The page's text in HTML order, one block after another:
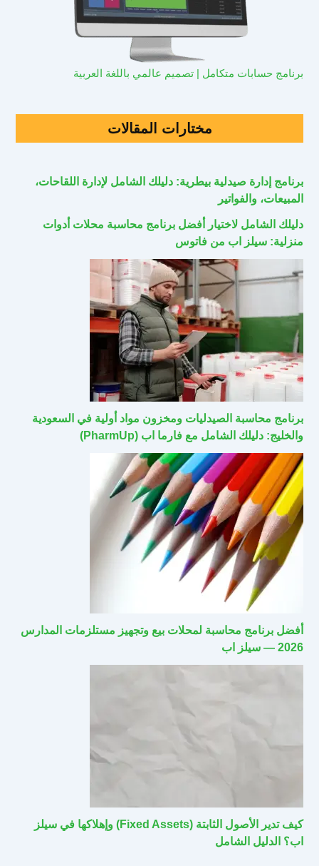
برنامج حسابات متكامل | تصميم عالمي باللغة العربية
مختارات المقالات
برنامج إدارة صيدلية بيطرية: دليلك الشامل لإدارة اللقاحات،
المبيعات، والفواتير
دليلك الشامل لاختيار أفضل برنامج محاسبة محلات أدوات
منزلية: سيلز اب من فاتوس
برنامج محاسبة الصيدليات ومخزون مواد أولية في السعودية
والخليج: دليلك الشامل مع فارما اب (PharmUp)
أفضل برنامج محاسبة لمحلات بيع وتجهيز مستلزمات المدارس
2026 — سيلز اب
كيف تدير الأصول الثابتة (Fixed Assets) وإهلاكها في سيلز
اب؟ الدليل الشامل